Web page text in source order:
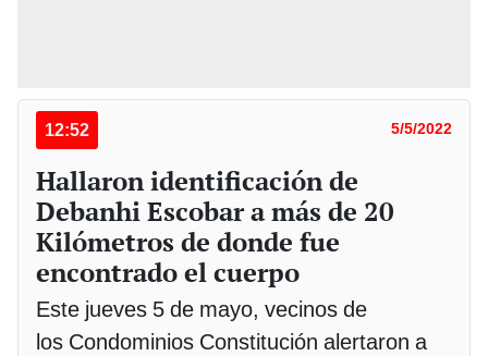
12:52 5/5/2022
Hallaron identificación de
Debanhi Escobar a más de 20
Kilómetros de donde fue
encontrado el cuerpo
Este jueves 5 de mayo, vecinos de
los Condominios Constitución alertaron a